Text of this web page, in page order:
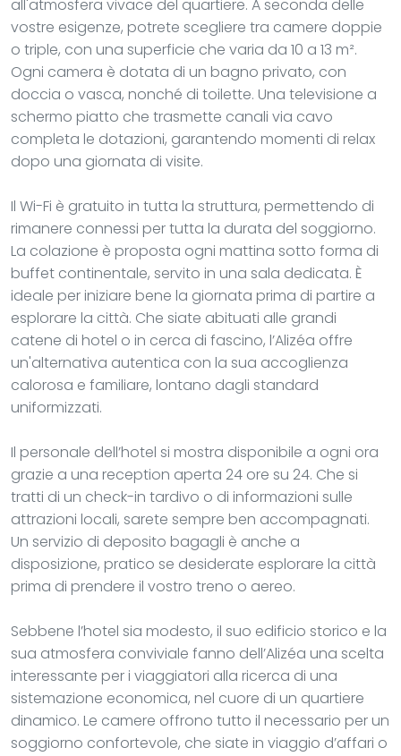
all'atmosfera vivace del quartiere. A seconda delle
vostre esigenze, potrete scegliere tra camere doppie
o triple, con una superficie che varia da 10 a 13 m².
Ogni camera è dotata di un bagno privato, con
doccia o vasca, nonché di toilette. Una televisione a
schermo piatto che trasmette canali via cavo
completa le dotazioni, garantendo momenti di relax
dopo una giornata di visite.
Il Wi-Fi è gratuito in tutta la struttura, permettendo di
rimanere connessi per tutta la durata del soggiorno.
La colazione è proposta ogni mattina sotto forma di
buffet continentale, servito in una sala dedicata. È
ideale per iniziare bene la giornata prima di partire a
esplorare la città. Che siate abituati alle grandi
catene di hotel o in cerca di fascino, l’Alizéa offre
un'alternativa autentica con la sua accoglienza
calorosa e familiare, lontano dagli standard
uniformizzati.
Il personale dell’hotel si mostra disponibile a ogni ora
grazie a una reception aperta 24 ore su 24. Che si
tratti di un check-in tardivo o di informazioni sulle
attrazioni locali, sarete sempre ben accompagnati.
Un servizio di deposito bagagli è anche a
disposizione, pratico se desiderate esplorare la città
prima di prendere il vostro treno o aereo.
Sebbene l’hotel sia modesto, il suo edificio storico e la
sua atmosfera conviviale fanno dell’Alizéa una scelta
interessante per i viaggiatori alla ricerca di una
sistemazione economica, nel cuore di un quartiere
dinamico. Le camere offrono tutto il necessario per un
soggiorno confortevole, che siate in viaggio d’affari o